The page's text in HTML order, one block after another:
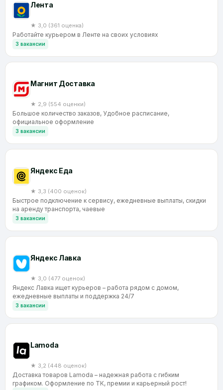
Лента
★ 3,0 (361 оценка)
Работайте курьером в Ленте на своих условиях
3 вакансии
Магнит Доставка
★ 2,9 (554 оценки)
Большое количество заказов, Удобное расписание,
официальное оформление
3 вакансии
Яндекс Еда
★ 3,3 (400 оценок)
Быстрое подключение к сервису, ежедневные выплаты, скидки
на аренду транспорта, чаевые
3 вакансии
Яндекс Лавка
★ 3,0 (477 оценок)
Яндекс Лавка ищет курьеров – работа рядом с домом,
ежедневные выплаты и поддержка 24/7
3 вакансии
Lamoda
★ 3,2 (448 оценок)
Доставка товаров Lamoda – надежная работа с гибким
графиком. Оформление по ТК, премии и карьерный рост!